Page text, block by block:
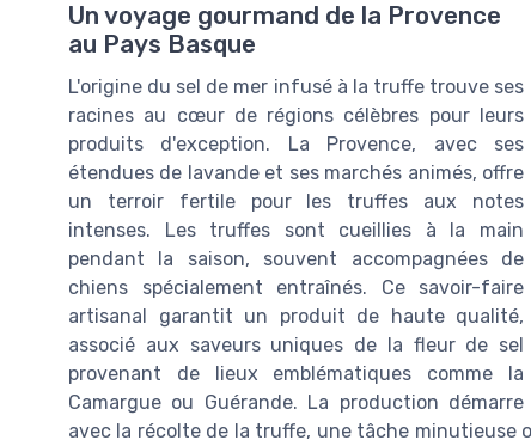
Un voyage gourmand de la Provence
au Pays Basque
L'origine du sel de mer infusé à la truffe trouve ses
racines au cœur de régions célèbres pour leurs
produits d'exception. La Provence, avec ses
étendues de lavande et ses marchés animés, offre
un terroir fertile pour les truffes aux notes
intenses. Les truffes sont cueillies à la main
pendant la saison, souvent accompagnées de
chiens spécialement entraînés. Ce savoir-faire
artisanal garantit un produit de haute qualité,
associé aux saveurs uniques de la fleur de sel
provenant de lieux emblématiques comme la
Camargue ou Guérande. La production démarre
avec la récolte de la truffe, une tâche minutieuse